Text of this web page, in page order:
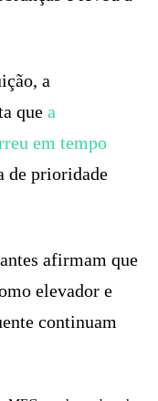
a
que a
em tempo
de prioridade
afirmam que
elevador e
continuam